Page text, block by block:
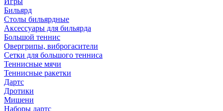
Бильярд
Столы бильярдные
Аксессуары для бильярда
Большой теннис
Овергрипы, виброгасители
Сетки для большого тенниса
Теннисные мячи
Теннисные ракетки
Дартс
Дротики
Мишени
Наборы дартс